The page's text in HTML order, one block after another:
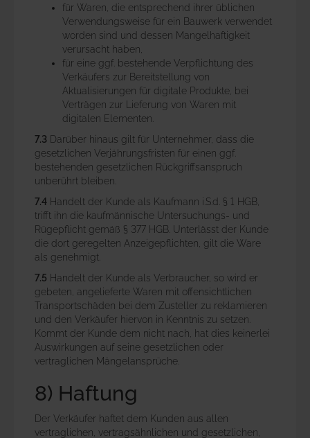
für Waren, die entsprechend ihrer üblichen
Verwendungsweise für ein Bauwerk verwendet
worden sind und dessen Mangelhaftigkeit
verursacht haben,
für eine ggf. bestehende Verpflichtung des
Verkäufers zur Bereitstellung von
Aktualisierungen für digitale Produkte, bei
Verträgen zur Lieferung von Waren mit
digitalen Elementen.
7.3 Darüber hinaus gilt für Unternehmer, dass die
gesetzlichen Verjährungsfristen für einen ggf.
bestehenden gesetzlichen Rückgriffsanspruch
unberührt bleiben.
7.4 Handelt der Kunde als Kaufmann i.S.d. § 1 HGB,
trifft ihn die kaufmännische Untersuchungs- und
Rügepflicht gemäß § 377 HGB. Unterlässt der Kunde
die dort geregelten Anzeigepflichten, gilt die Ware
als genehmigt.
7.5 Handelt der Kunde als Verbraucher, so wird er
gebeten, angelieferte Waren mit offensichtlichen
Transportschäden bei dem Zusteller zu reklamieren
und den Verkäufer hiervon in Kenntnis zu setzen.
Kommt der Kunde dem nicht nach, hat dies keinerlei
Auswirkungen auf seine gesetzlichen oder
vertraglichen Mängelansprüche.
8) Haftung
Der Verkäufer haftet dem Kunden aus allen
vertraglichen, vertragsähnlichen und gesetzlichen,